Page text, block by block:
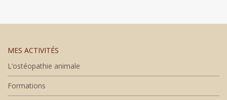
MES ACTIVITÉS
L’ostéopathie animale
Formations